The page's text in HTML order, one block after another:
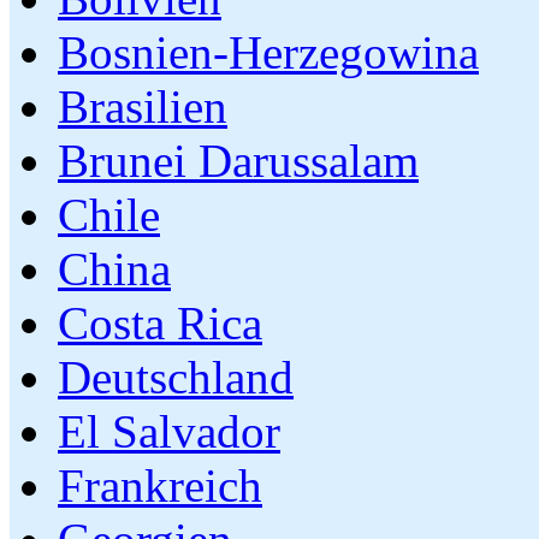
Bosnien-Herzegowina
Brasilien
Brunei Darussalam
Chile
China
Costa Rica
Deutschland
El Salvador
Frankreich